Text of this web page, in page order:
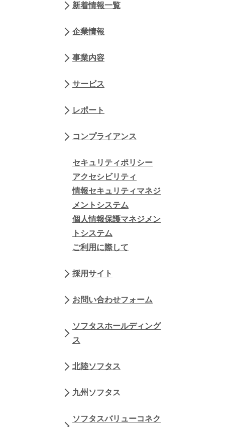
新着情報一覧
企業情報
事業内容
サービス
レポート
コンプライアンス
セキュリティポリシー
アクセシビリティ
情報セキュリティマネジ
メントシステム
個人情報保護マネジメン
トシステム
ご利用に際して
採用サイト
お問い合わせフォーム
ソフタスホールディング
ス
北陸ソフタス
九州ソフタス
ソフタスバリューコネク